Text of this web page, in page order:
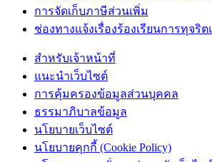
การจัดเก็บภาษีส่วนเพิ่ม
ช่องทางแจ้งเรื่องร้องเรียนการทุจ
สำหรับเจ้าหน้าที่
แนะนำเว็บไซต์
การคุ้มครองข้อมูลส่วนบุคคล
ธรรมาภิบาลข้อมูล
นโยบายเว็บไซต์
นโยบายคุกกี้ (Cookie Policy)